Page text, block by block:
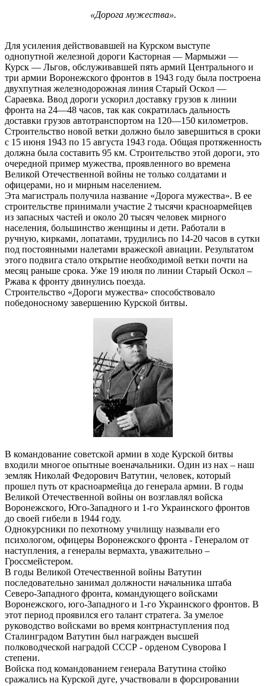
«Дорога мужества».
Для усиления действовавшей на Курском выступе
однопутной железной дороги Касторная — Мармыжи —
Курск — Льгов, обслуживавшей пять армий Центрального и
три армии Воронежского фронтов в 1943 году была построена
двухпутная железнодорожная линия Старый Оскол —
Сараевка. Ввод дороги ускорил доставку грузов к линии
фронта на 24—48 часов, так как сократилась дальность
доставки грузов автотранспортом на 120—150 километров.
Строительство новой ветки должно было завершиться в сроки
с 15 июня 1943 по 15 августа 1943 года. Общая протяженность
должна была составить 95 км. Строительство этой дороги, это
очередной пример мужества, проявленного во времена
Великой Отечественной войны не только солдатами и
офицерами, но и мирным населением.
Эта магистраль получила название «Дорога мужества». В ее
строительстве принимали участие 2 тысячи красноармейцев
из запасных частей и около 20 тысяч человек мирного
населения, большинство женщины и дети. Работали в
ручную, кирками, лопатами, трудились по 14-20 часов в сутки
под постоянными налетами вражеской авиации. Результатом
этого подвига стало открытие необходимой ветки почти на
месяц раньше срока. Уже 19 июля по линии Старый Оскол –
Ржава к фронту двинулись поезда.
Строительство «Дороги мужества» способствовало
победоносному завершению Курской битвы.
В командование советской армии в ходе Курской битвы
входили многое опытные военачальники. Один из нах – наш
земляк Николай Федорович Ватутин, человек, который
прошел путь от красноармейца до генерала армии. В годы
Великой Отечественной войны он возглавлял войска
Воронежского, Юго-Западного и 1-го Украинского фронтов
до своей гибели в 1944 году.
Однокурсники по пехотному училищу называли его
психологом, офицеры Воронежского фронта - Генералом от
наступления, а генералы вермахта, уважительно –
Гроссмейстером.
В годы Великой Отечественной войны Ватутин
последовательно занимал должности начальника штаба
Северо-Западного фронта, командующего войсками
Воронежского, юго-Западного и 1-го Украинского фронтов. В
этот период проявился его талант стратега. За умелое
руководство войсками во время контрнаступления под
Сталинградом Ватутин был награжден высшей
полководческой наградой СССР - орденом Суворова I
степени.
Войска под командованием генерала Ватутина стойко
сражались на Курской дуге, участвовали в форсировании